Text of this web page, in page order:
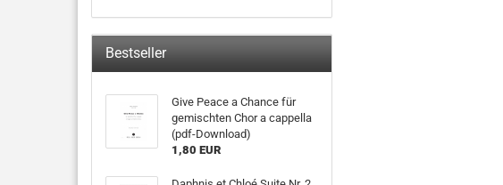
Bestseller
Give Peace a Chance für
gemischten Chor a cappella
(pdf-Download)
1,80 EUR